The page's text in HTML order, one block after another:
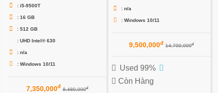
: i5-9500T
: 16 GB
: 512 GB
: UHD Intel® 630
: n/a
: Windows 10/11
7,350,000đ 8,480,000đ
: n/a
: Windows 10/11
9,500,000đ 14,700,000đ
Used 99%
Còn Hàng